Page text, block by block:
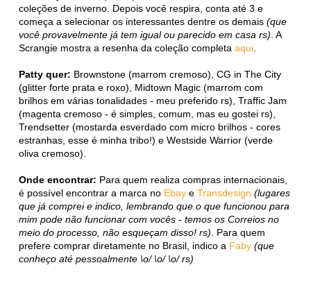
coleções de inverno. Depois você respira, conta até 3 e
começa a selecionar os interessantes dentre os demais(que
você provavelmente já tem igual ou parecido em casa rs) . A
Scrangie mostra a resenha da coleção completaaqui
Patty quer: Brownstone (marrom cremoso), CG in The City
(glitter forte prata e roxo), Midtown Magic (marrom com
brilhos em várias tonalidades - meu preferido rs), Traffic Jam
(magenta cremoso - é simples, comum, mas eu gostei rs),
Trendsetter (mostarda esverdado com micro brilhos - cores
estranhas, esse é minha tribo!) e Westside Warrior (verde
oliva cremoso).
Onde encontrar: Para quem realiza compras internacionais,
é possível encontrar a marca no Ebay eTransdesign (lugares
que já comprei e indico, lembrando que o que funcionou para
mim pode não funcionar com vocês - temos os Correios no
meio do processo, não esqueçam disso! rs) . Para quem
prefere comprar diretamente no Brasil, indico a Faby (que
conheço até pessoalmente \o/ \o/ \o/ rs)